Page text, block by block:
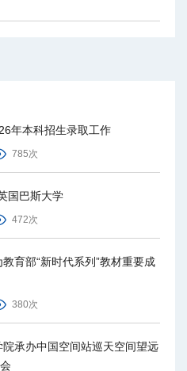
年本科招生录取工作
785次
国巴斯大学
472次
育部“新时代系列”教材重要成
380次
承办中国空间站巡天空间望远